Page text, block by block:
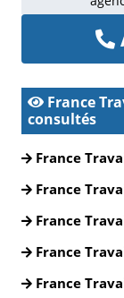
France
consultés
France
France
France
France
France